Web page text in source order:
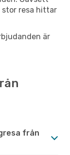
stor resa hittar
är
från